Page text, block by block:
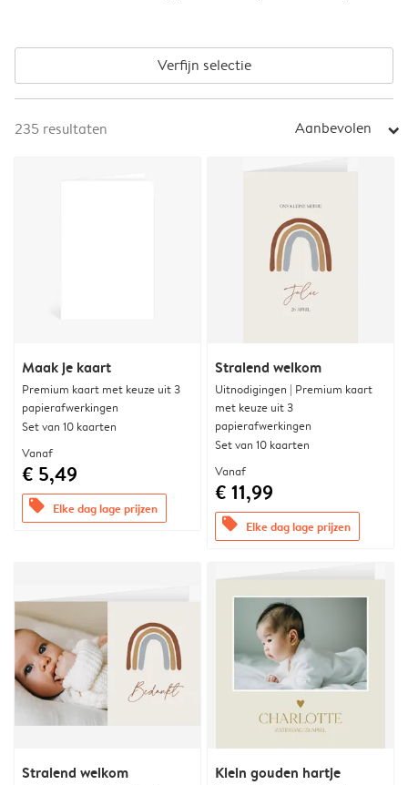
Verfijn selectie
235 resultaten Aanbevolen arrow_right
Maak je kaart
Premium kaart met keuze uit 3
papierafwerkingen
Set van 10 kaarten
Vanaf
€ 5,49
offers Elke dag lage prijzen
Stralend welkom
Uitnodigingen | Premium kaart
met keuze uit 3
papierafwerkingen
Set van 10 kaarten
Vanaf
€ 11,99
offers Elke dag lage prijzen
Stralend welkom Klein gouden hartje